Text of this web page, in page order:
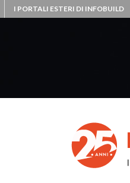
I PORTALI ESTERI DI INFOBUILD